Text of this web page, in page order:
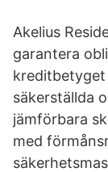
Akelius
garantera
kreditbetyget
säkerställda
jämförbara
med